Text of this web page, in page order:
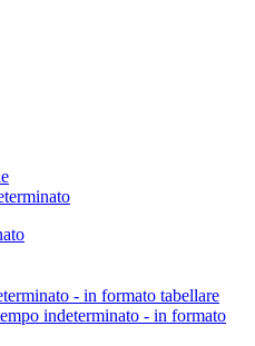
- in formato tabellare
indeterminato - in formato